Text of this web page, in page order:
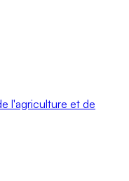
l'agriculture et de